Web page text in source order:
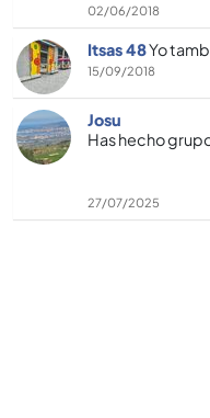
02/06/2018
Itsas 48Yo
15/09/2018
Josu
Has hecho
27/07/2025